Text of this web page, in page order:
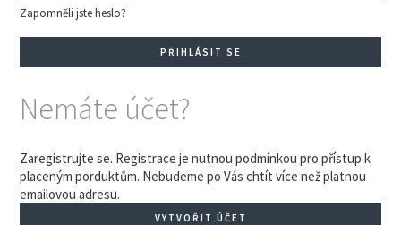
Zapomněli jste heslo?
Nemáte účet?
Zaregistrujte se. Registrace je nutnou podmínkou pro přístup k
placeným porduktům. Nebudeme po Vás chtít více než platnou
emailovou adresu.
VYTVOŘIT ÚČET